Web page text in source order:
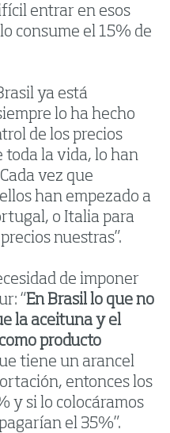
entrar en esos
consume el 15% de
ya está
lo ha hecho
de los precios
toda la vida, lo han
vez que
han empezado a
o Italia para
nuestras”.
de imponer
“En Brasil lo que no
la aceituna y el
producto
tiene un arancel
entonces los
y si lo colocáramos
el 35%”.